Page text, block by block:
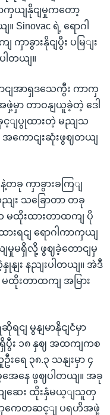
ကှယျနိုငျမှုကတော့
Sinovac ရဲ့ ရောဂါ
ာခွားနိုငျပွီး ပမြျး
ါတယျ။
ငျအာရှဒသေကွီး ကာကှ
မှာ တာဝနျယူခဲ့တဲ့ ဒေါ
ခှင့ျပွုထားတဲ့ မညျသ
ကောငျးဆုံးဖွဈတယျ
တခု ကှာခွားခကြျ
ျး သခြောတာ တခု
မထိုးထားတာထကျ ပို
းရငျ ရောဂါကာကှယျ
မရှိလို့ ဖွဈခဲ့တောငျမှ
ျး နညျးပါတယျ။ အဲဒီ
ထိုးတာထကျ အမြား
ရငျ မွနျမာနိုငျငံမှာ
ပွီး ၁၈ နှဈ အထကျကစ
ရေ ၃၈.၃ သနျးမှာ ၄
အေနေ ဖွဈပါတယျ။ အခု
ျဆေး ထိုးနှံမယ့ျသူတှ
တှကေတဆင့ျ ပရဟိအဖှဲ့